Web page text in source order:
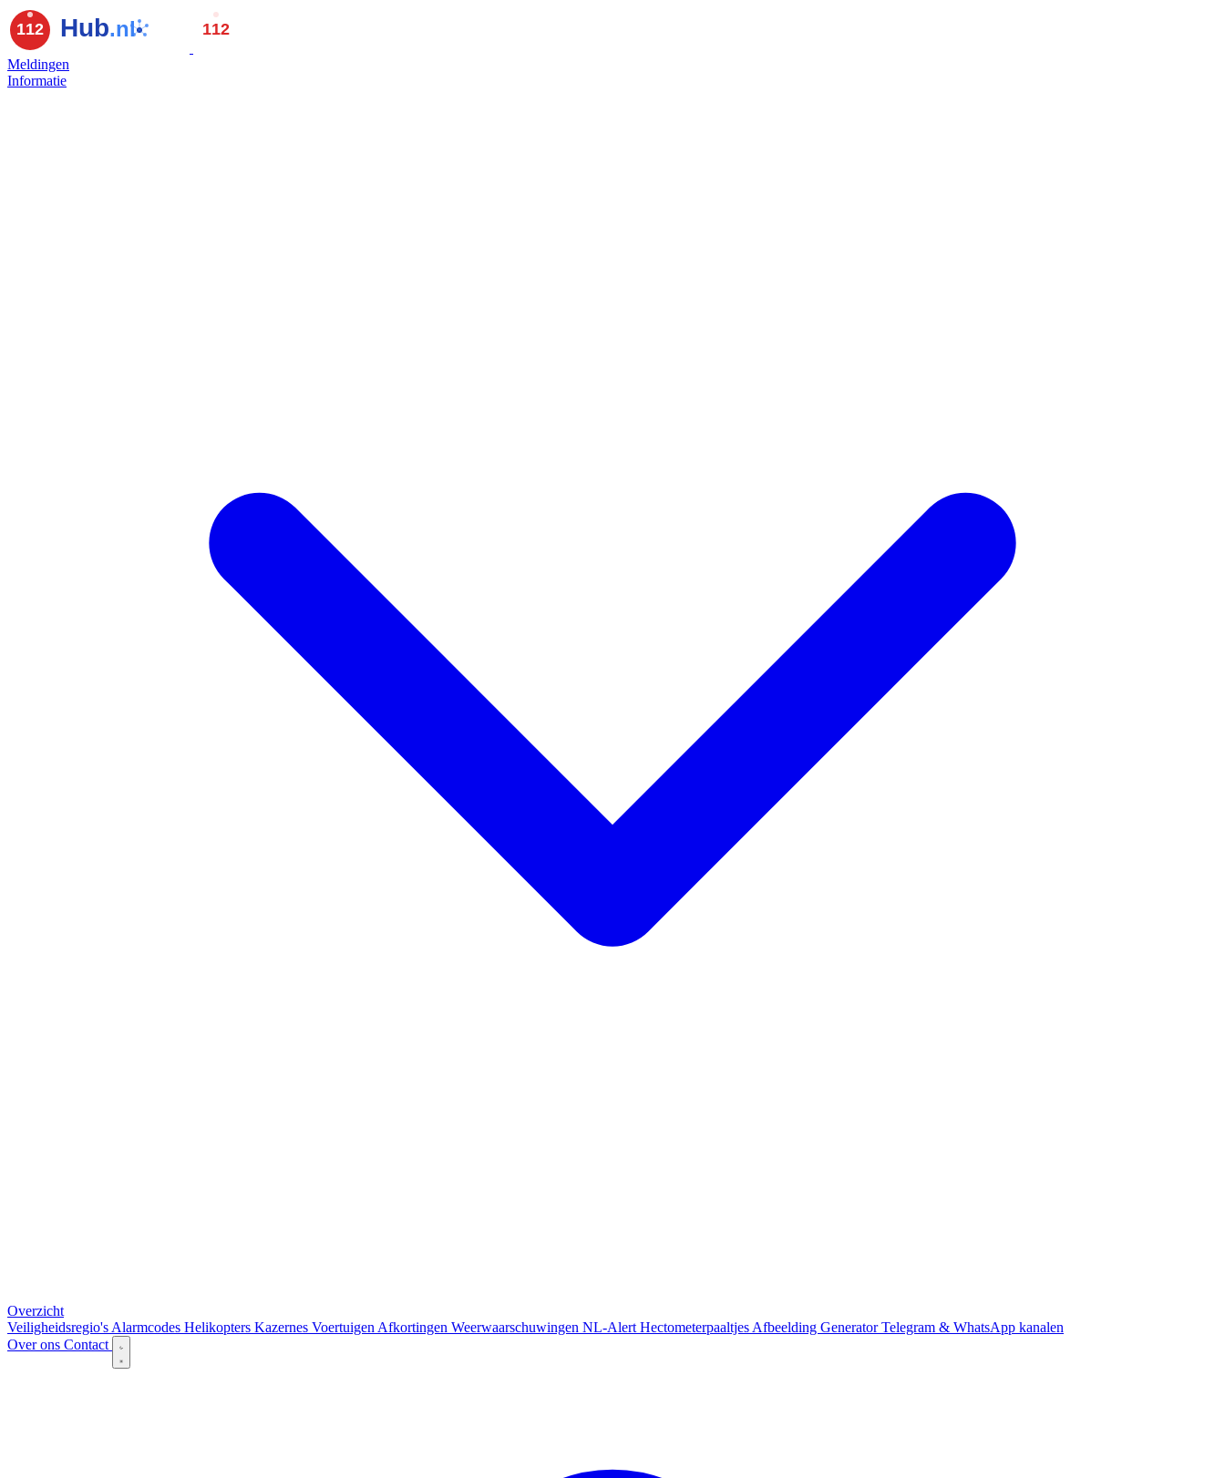
Meldingen
Informatie
Overzicht
Veiligheidsregio's Alarmcodes Helikopters Kazernes Voertuigen Afkortingen Weerwaarschuwingen NL-Alert Hectometerpaaltjes Afbeelding GeneratorTelegram & WhatsApp kanalen
Over ons Contact